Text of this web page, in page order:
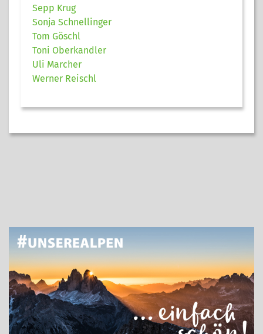
Sepp Krug
Sonja Schnellinger
Tom Göschl
Toni Oberkandler
Uli Marcher
Werner Reischl